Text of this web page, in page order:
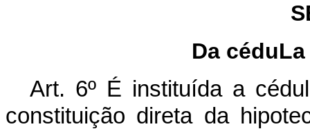
Da
Art. 6º É instituída a
constituição direta da